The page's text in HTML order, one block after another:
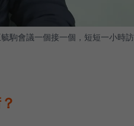
駒會議一個接一個，短短一小時訪